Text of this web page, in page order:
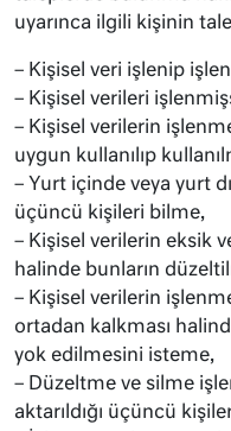
uyarınca ilgili kişinin
– Kişisel veri işlenip
– Kişisel verileri
– Kişisel verilerin
uygun kullanılıp
– Yurt içinde veya yurt
üçüncü kişileri bilme,
– Kişisel verilerin eksik
halinde bunların
– Kişisel verilerin
ortadan kalkması
yok edilmesini isteme,
– Düzeltme ve silme
aktarıldığı üçüncü